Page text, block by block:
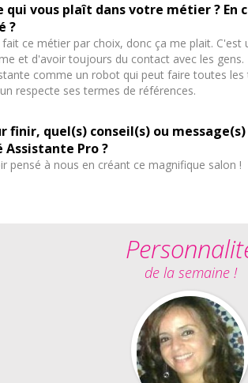
qui vous plaît dans votre métier ?
?
fait ce métier par choix, donc ça me plait.
et d'avoir toujours du contact avec les
comme un robot qui peut faire toutes
respecte ses termes de références.
finir, quel(s) conseil(s) ou
Pro ?
pensé à nous en créant ce magnifique salon !
de la semaine !